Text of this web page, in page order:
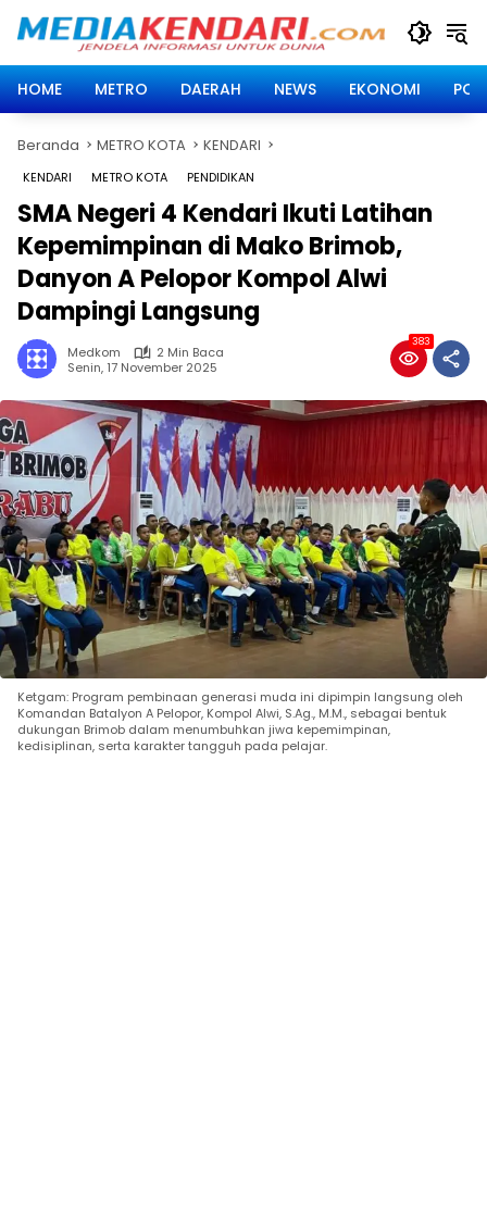
HOME
METRO DAERAH NEWS EKONOMI
Beranda METRO KOTA KENDARI
KENDARI METRO KOTA PENDIDIKAN
SMA Negeri 4 Kendari Ikuti Latihan
Kepemimpinan di Mako Brimob,
Danyon A Pelopor Kompol Alwi
Dampingi Langsung
Medkom
2 Min Baca
Senin, 17 November 2025
383
Ketgam: Program pembinaan generasi muda ini dipimpin langsung oleh
Komandan Batalyon A Pelopor, Kompol Alwi, S.Ag., M.M., sebagai bentuk
dukungan Brimob dalam menumbuhkan jiwa kepemimpinan,
kedisiplinan, serta karakter tangguh pada pelajar.